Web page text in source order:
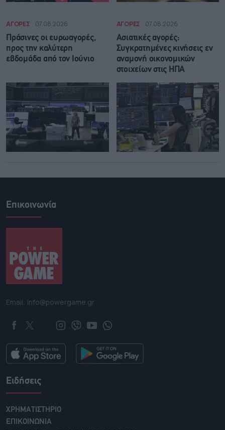
ΑΓΟΡΕΣ 07.08.2026
Πράσινες οι ευρωαγορές,
προς την καλύτερη
εβδομάδα από τον Ιούνιο
ΑΓΟΡΕΣ 07.08.2026
Ασιατικές αγορές:
Συγκρατημένες κινήσεις εν
αναμονή οικονομικών
στοιχείων στις ΗΠΑ
Επικοινωνία
Email: info@powergame.gr
Ειδήσεις
ΧΡΗΜΑΤΙΣΤΗΡΙΟ
ΕΠΙΚΟΙΝΩΝΙΑ